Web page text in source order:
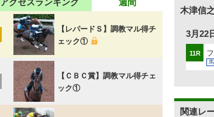
木津信
3月22
11R
関連レ
アクセスランキング 週間
【レパードＳ】調教マル得チ
ェック①
【ＣＢＣ賞】調教マル得チェ
ック①